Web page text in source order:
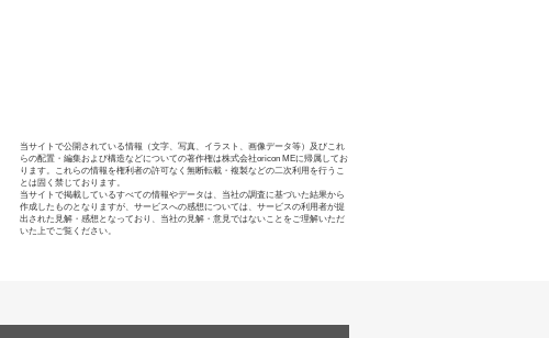
当サイトで公開されている情報（文字、写真、イラスト、画像データ等）及びこれ
らの配置・編集および構造などについての著作権は株式会社oricon MEに帰属してお
ります。これらの情報を権利者の許可なく無断転載・複製などの二次利用を行うこ
とは固く禁じております。
当サイトで掲載しているすべての情報やデータは、当社の調査に基づいた結果から
作成したものとなりますが、サービスへの感想については、サービスの利用者が提
出された見解・感想となっており、当社の見解・意見ではないことをご理解いただ
いた上でご覧ください。